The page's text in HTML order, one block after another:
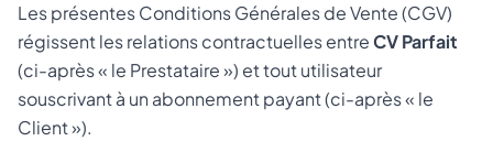
Les présentes Conditions Générales de Vente (CGV)
régissent les relations contractuelles entreCV Parfait
(ci-après « le Prestataire ») et tout utilisateur
souscrivant à un abonnement payant (ci-après « le
Client »).